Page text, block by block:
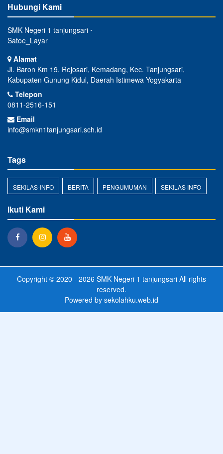
Hubungi Kami
SMK Negeri 1 tanjungsari ⋅
Satoe_Layar
Alamat
Jl. Baron Km 19, Rejosari, Kemadang, Kec. Tanjungsari,
Kabupaten Gunung Kidul, Daerah Istimewa Yogyakarta
Telepon
0811-2516-151
Email
info@smkn1tanjungsari.sch.id
Tags
SEKILAS-INFO BERITA PENGUMUMAN SEKILAS INFO
Ikuti Kami
Copyright © 2020 - 2026 SMK Negeri 1 tanjungsari All rights
reserved.
Powered by sekolahku.web.id